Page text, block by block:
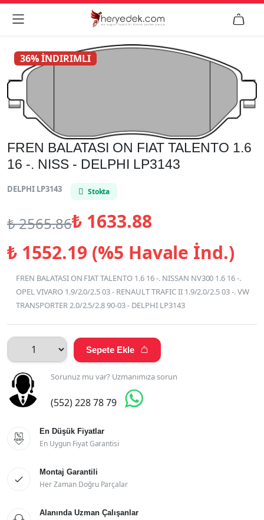
 
36% İNDIRIMLI
FREN BALATASI ON FIAT TALENTO 1.6
16 -. NISS - DELPHI LP3143
DELPHI LP3143 Stokta
₺2565.86₺1633.88
₺1552.19 (%5 Havale İnd.)
FREN BALATASI ON FIAT TALENTO 1.6 16 -. NISSAN NV300 1.6 16 -.
OPEL VIVARO 1.9/2.0/2.5 03 - RENAULT TRAFIC II 1.9/2.0/2.5 03 -. VW
TRANSPORTER 2.0/2.5/2.8 90-03 - DELPHI LP3143
Sepete Ekle 
Sorunuz mu var? Uzmanımıza sorun
(552) 228 78 79 

En Düşük Fiyatlar
En Uygun Fiyat Garantisi

Montaj Garantili
Her Zaman Doğru Parçalar
Alanında Uzman Çalışanlar